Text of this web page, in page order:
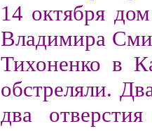
14 октября
Владимира
Тихоненко в
обстреляли.
два